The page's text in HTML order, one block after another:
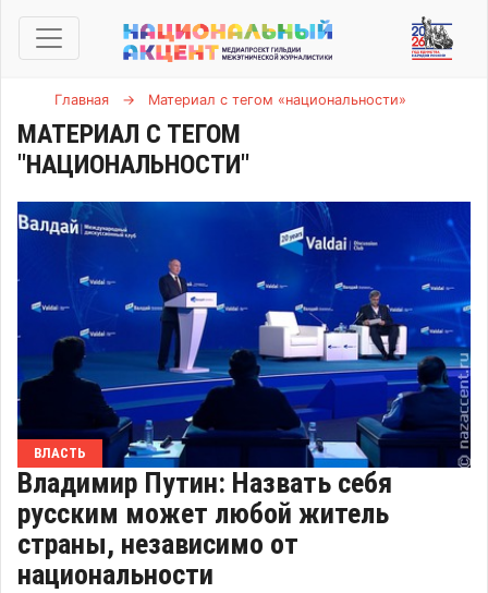
Главная → Материал с тегом «национальности»
МАТЕРИАЛ С ТЕГОМ
"НАЦИОНАЛЬНОСТИ"
ВЛАСТЬ
Владимир Путин: Назвать себя
русским может любой житель
страны, независимо от
национальности